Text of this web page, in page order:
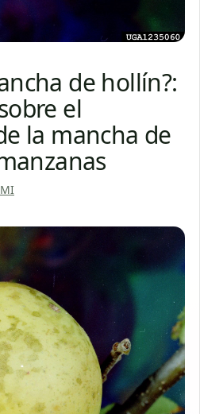
de hollín?:
el
la mancha de